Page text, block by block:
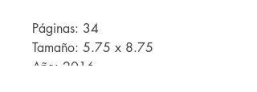
Páginas: 34
Tamaño: 5.75 x 8.75
Año: 2016